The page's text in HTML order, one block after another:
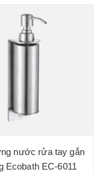
nước rửa tay gắn
Ecobath EC-6011